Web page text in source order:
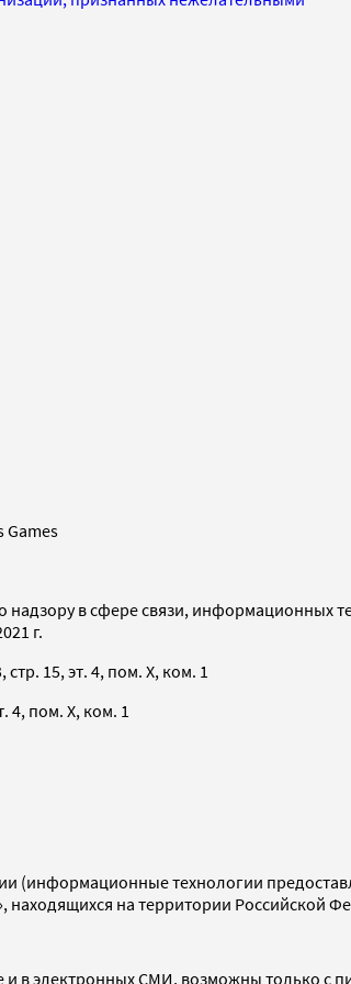
Games
надзору в сфере связи, информационных
г.
15, эт. 4, пом. X, ком. 1
4, пом. X, ком. 1
технологии
находящихся на территории Российской
в электронных СМИ, возможны только с